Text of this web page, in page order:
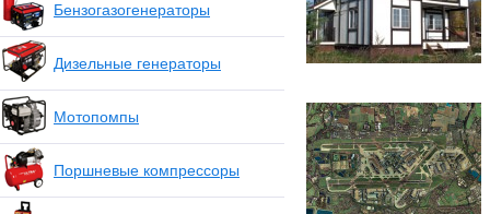
Бензогазогенераторы
Дизельные генераторы
Мотопомпы
Поршневые компрессоры